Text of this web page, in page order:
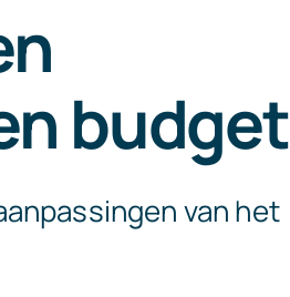
budget
van het